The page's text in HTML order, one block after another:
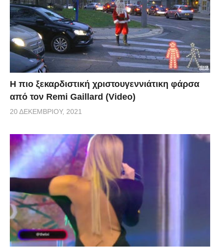
Η πιο ξεκαρδιστική χριστουγεννιάτικη φάρσα
από τον Remi Gaillard (Video)
20 ΔΕΚΕΜΒΡΊΟΥ, 2021